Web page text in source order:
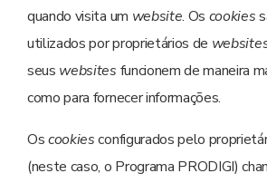
quando visita um website. Os cookies
utilizados por proprietários de
seus websites funcionem de maneira
como para fornecer informações.
Oscookiesconfigurados pelo
(neste caso, o Programa PRODIGI)